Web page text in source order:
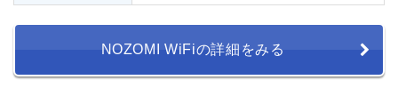
NOZOMI WiFiの詳細をみる